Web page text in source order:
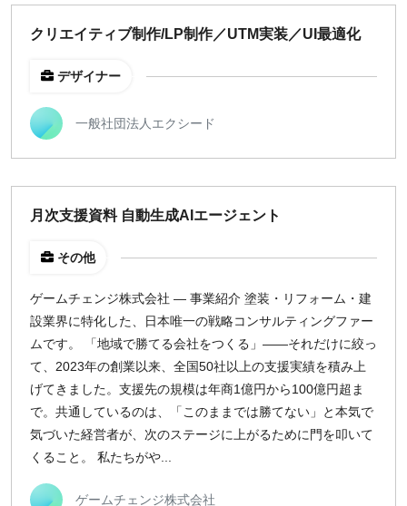
クリエイティブ制作/LP制作／UTM実装／UI最適化
デザイナー
一般社団法人エクシード
月次支援資料 自動生成AIエージェント
その他
ゲームチェンジ株式会社 — 事業紹介 塗装・リフォーム・建
設業界に特化した、日本唯一の戦略コンサルティングファー
ムです。 「地域で勝てる会社をつくる」——それだけに絞っ
て、2023年の創業以来、全国50社以上の支援実績を積み上
げてきました。支援先の規模は年商1億円から100億円超ま
で。共通しているのは、「このままでは勝てない」と本気で
気づいた経営者が、次のステージに上がるために門を叩いて
くること。 私たちがや...
ゲームチェンジ株式会社